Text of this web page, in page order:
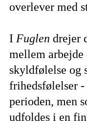
overlever med
I Fuglen drejer
mellem
skyldfølelse og
frihedsfølelser
perioden, men
udfoldes i en